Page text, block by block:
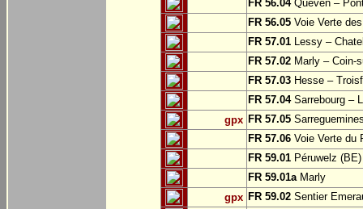
FR 56.04Quéven –
FR 56.05 Voie Verte
FR 57.01 Lessy –
FR 57.02 Marly – Coin-
FR 57.03 Hesse –
FR 57.04Sarrebourg –
gpx FR 57.05
FR 57.06 Voie Verte du
FR 59.01 Péruwelz
FR 59.01aMarly
gpx FR 59.02 Sentier